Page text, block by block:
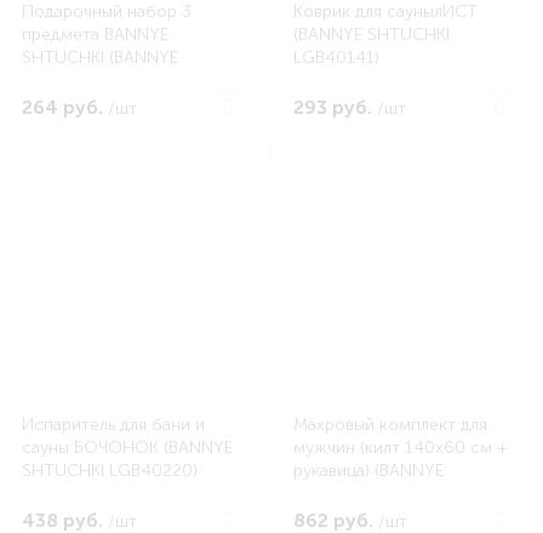
Подарочный набор 3
предмета BANNYE
SHTUCHKI (BANNYE
264 руб. /шт
Коврик для саунылИСТ
(BANNYE SHTUCHKI
LGB40141)
293 руб. /шт
Испаритель для бани и
сауны БОЧОНОК (BANNYE
SHTUCHKI LGB40220)
438 руб. /шт
Махровый комплект для
мужчин (килт 140х60 см +
рукавица) (BANNYE
862 руб. /шт